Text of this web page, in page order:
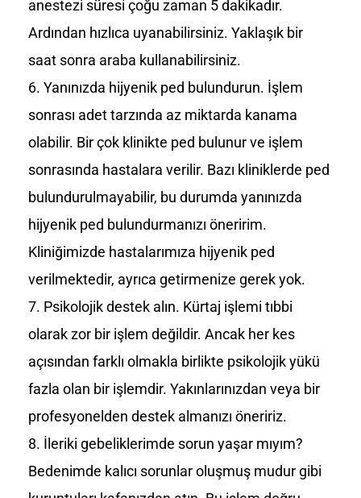
anestezi süresi çoğu zaman 5 dakikadır.
Ardından hızlıca uyanabilirsiniz. Yaklaşık bir
saat sonra araba kullanabilirsiniz.
Yanınızda hijyenik ped bulundurun. İşlem
sonrası adet tarzında az miktarda kanama
olabilir. Bir çok klinikte ped bulunur ve işlem
sonrasında hastalara verilir. Bazı kliniklerde ped
bulundurulmayabilir, bu durumda yanınızda
hijyenik ped bulundurmanızı öneririm.
Kliniğimizde hastalarımıza hijyenik ped
verilmektedir, ayrıca getirmenize gerek yok.
Psikolojik destek alın. Kürtaj işlemi tıbbi
olarak zor bir işlem değildir. Ancak her kes
açısından farklı olmakla birlikte psikolojik yükü
fazla olan bir işlemdir. Yakınlarınızdan veya bir
profesyonelden destek almanızı öneririz.
İleriki gebeliklerimde sorun yaşar mıyım?
Bedenimde kalıcı sorunlar oluşmuş mudur gibi